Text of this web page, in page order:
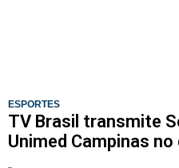
ESPORTES
TV Brasil transmite
Unimed Campinas